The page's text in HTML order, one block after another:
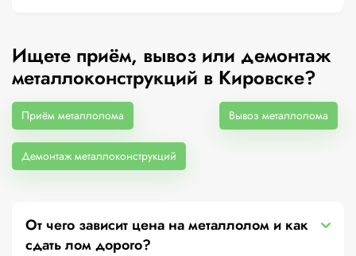
Ищете приём, вывоз или демонтаж
металлоконструкций в Кировске?
Приём металлолома Вывоз металлолома
Демонтаж металлоконструкций
От чего зависит цена на металлолом и как
сдать лом дорого?